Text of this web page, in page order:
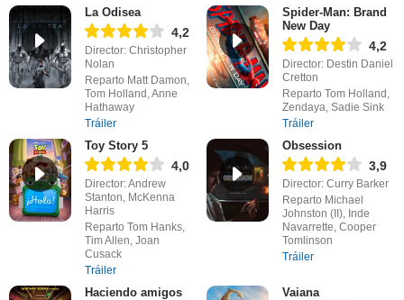
La Odisea
4,2
Director: Christopher
Nolan
Reparto Matt Damon,
Tom Holland, Anne
Hathaway
Tráiler
Spider-Man: Brand
New Day
4,2
Director: Destin Daniel
Cretton
Reparto Tom Holland,
Zendaya, Sadie Sink
Tráiler
Toy Story 5
4,0
Director: Andrew
Stanton, McKenna
Harris
Reparto Tom Hanks,
Tim Allen, Joan
Cusack
Tráiler
Obsession
3,9
Director: Curry Barker
Reparto Michael
Johnston (II), Inde
Navarrette, Cooper
Tomlinson
Tráiler
Haciendo amigos Vaiana